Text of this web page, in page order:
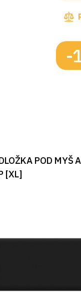
-
POD MYŠ
[XL]